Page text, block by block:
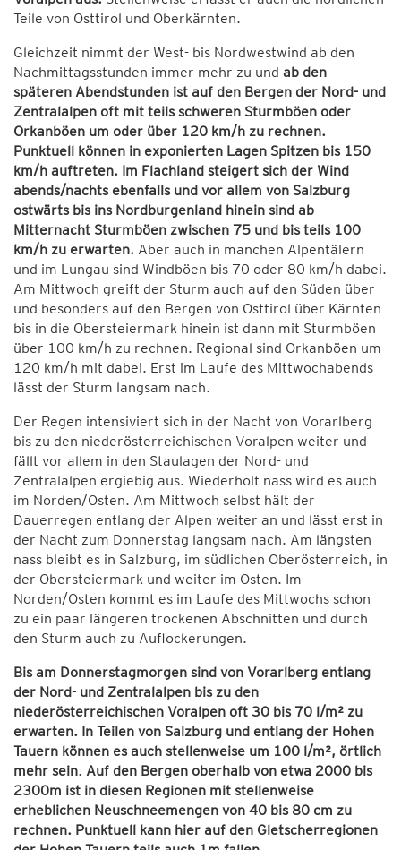
Teile von Osttirol und Oberkärnten.
Gleichzeit nimmt der West- bis Nordwestwind ab den
Nachmittagsstunden immer mehr zu und ab den
späteren Abendstunden ist auf den Bergen der Nord- und
Zentralalpen oft mit teils schweren Sturmböen oder
Orkanböen um oder über 120 km/h zu rechnen.
Punktuell können in exponierten Lagen Spitzen bis 150
km/h auftreten. Im Flachland steigert sich der Wind
abends/nachts ebenfalls und vor allem von Salzburg
ostwärts bis ins Nordburgenland hinein sind ab
Mitternacht Sturmböen zwischen 75 und bis teils 100
km/h zu erwarten. Aber auch in manchen Alpentälern
und im Lungau sind Windböen bis 70 oder 80 km/h dabei.
Am Mittwoch greift der Sturm auch auf den Süden über
und besonders auf den Bergen von Osttirol über Kärnten
bis in die Obersteiermark hinein ist dann mit Sturmböen
über 100 km/h zu rechnen. Regional sind Orkanböen um
120 km/h mit dabei. Erst im Laufe des Mittwochabends
lässt der Sturm langsam nach.
Der Regen intensiviert sich in der Nacht von Vorarlberg
bis zu den niederösterreichischen Voralpen weiter und
fällt vor allem in den Staulagen der Nord- und
Zentralalpen ergiebig aus. Wiederholt nass wird es auch
im Norden/Osten. Am Mittwoch selbst hält der
Dauerregen entlang der Alpen weiter an und lässt erst in
der Nacht zum Donnerstag langsam nach. Am längsten
nass bleibt es in Salzburg, im südlichen Oberösterreich, in
der Obersteiermark und weiter im Osten. Im
Norden/Osten kommt es im Laufe des Mittwochs schon
zu ein paar längeren trockenen Abschnitten und durch
den Sturm auch zu Auflockerungen.
Bis am Donnerstagmorgen sind von Vorarlberg entlang
der Nord- und Zentralalpen bis zu den
niederösterreichischen Voralpen oft 30 bis 70 l/m² zu
erwarten. In Teilen von Salzburg und entlang der Hohen
Tauern können es auch stellenweise um 100 l/m², örtlich
mehr sein. Auf den Bergen oberhalb von etwa 2000 bis
2300m ist in diesen Regionen mit stellenweise
erheblichen Neuschneemengen von 40 bis 80 cm zu
rechnen. Punktuell kann hier auf den Gletscherregionen